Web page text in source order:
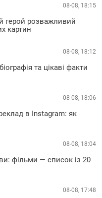
08-08, 18:15
герой розважливий
картин
08-08, 18:12
та цікаві факти
08-08, 18:06
в Instagram: як
08-08, 18:04
фільми — список із 20
08-08, 17:48